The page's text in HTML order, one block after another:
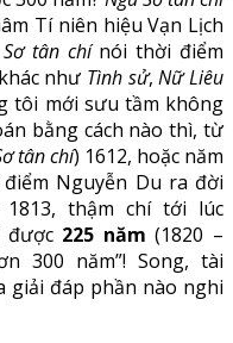
Tí niên hiệu Vạn Lịch
tân chínói thời điểm
như Tình sử,Nữ Liêu
tôi mới sưu tầm không
bằng cách nào thì, từ
tân chí) 1612, hoặc năm
Nguyễn Du ra đời
thậm chí tới lúc
được 225 năm (1820 –
300 năm”! Song, tài
giải đáp phần nào nghi